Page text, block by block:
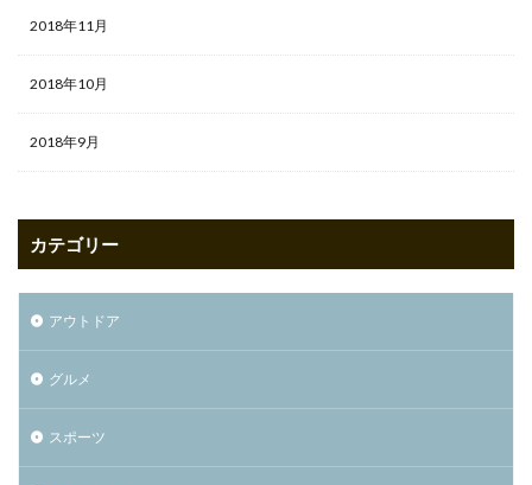
2018年11月
2018年10月
2018年9月
カテゴリー
アウトドア
グルメ
スポーツ